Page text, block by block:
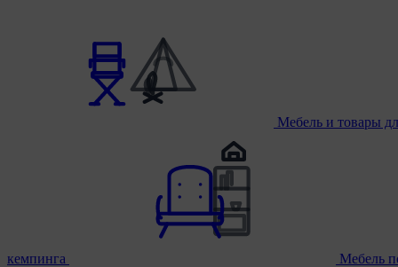
Мебель и товары
кемпинга Мебель